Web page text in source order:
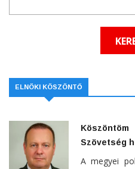
ELNÖKI KÖSZÖNTŐ
Szövetség
A megyei